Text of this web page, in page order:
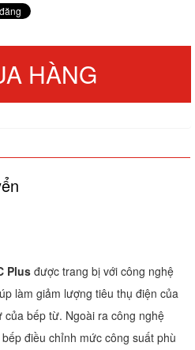
HÀNG
Plus được trang bị với công nghệ
làm giảm lượng tiêu thụ điện của
bếp từ. Ngoài ra công nghệ
điều chỉnh mức công suất phù